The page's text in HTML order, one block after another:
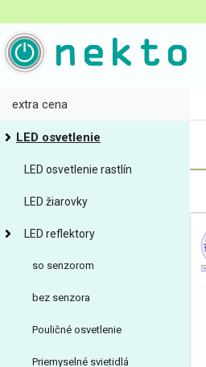
extra cena
LED osvetlenie
LED osvetlenie rastlín
LED žiarovky
LED reflektory
so senzorom
bez senzora
Pouličné osvetlenie
Priemyselné svietidlá